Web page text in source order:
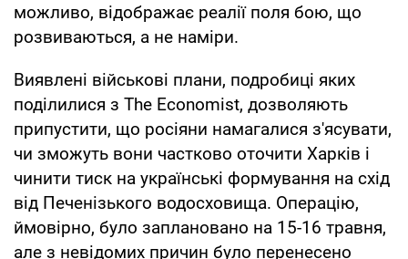
можливо, відображає реалії поля бою, що
розвиваються, а не наміри.
Виявлені військові плани, подробиці яких
поділилися з The Economist, дозволяють
припустити, що росіяни намагалися з'ясувати,
чи зможуть вони частково оточити Харків і
чинити тиск на українські формування на схід
від Печенізького водосховища. Операцію,
ймовірно, було заплановано на 15-16 травня,
але з невідомих причин було перенесено